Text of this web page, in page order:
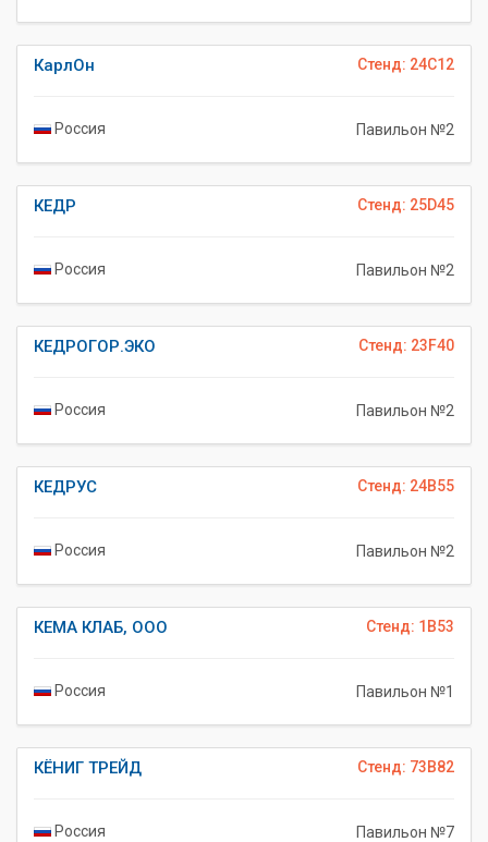
Стенд: 24C12
КарлОн
Россия Павильон №2
Стенд: 25D45
КЕДР
Россия Павильон №2
Стенд: 23F40
КЕДРОГОР.ЭКО
Россия Павильон №2
Стенд: 24B55
КЕДРУС
Россия Павильон №2
Стенд: 1B53
КЕМА КЛАБ, ООО
Россия Павильон №1
Стенд: 73B82
КЁНИГ ТРЕЙД
Россия Павильон №7